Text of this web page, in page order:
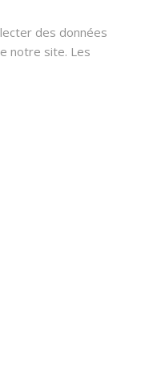
des données
notre site. Les